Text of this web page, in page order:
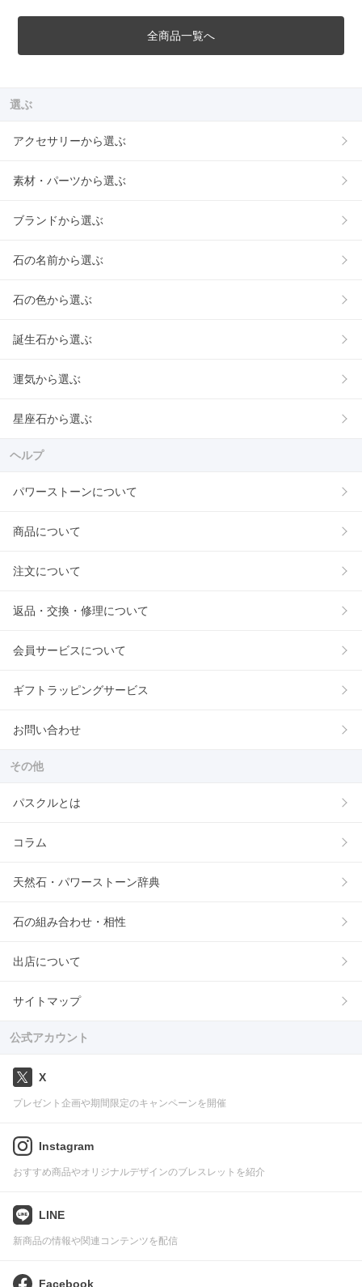
全商品一覧へ
選ぶ
アクセサリーから選ぶ
素材・パーツから選ぶ
ブランドから選ぶ
石の名前から選ぶ
石の色から選ぶ
誕生石から選ぶ
運気から選ぶ
星座石から選ぶ
ヘルプ
パワーストーンについて
商品について
注文について
返品・交換・修理について
会員サービスについて
ギフトラッピングサービス
お問い合わせ
その他
パスクルとは
コラム
天然石・パワーストーン辞典
石の組み合わせ・相性
出店について
サイトマップ
公式アカウント
X
プレゼント企画や期間限定のキャンペーンを開催
Instagram
おすすめ商品やオリジナルデザインのブレスレットを紹介
LINE
新商品の情報や関連コンテンツを配信
Facebook